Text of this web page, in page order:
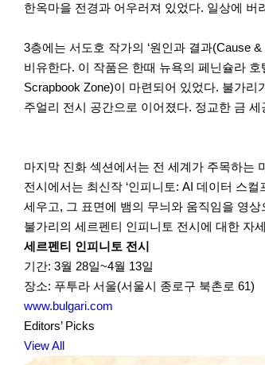
한옥마을 전경과 어우러져 있었다. 일상에
3층에는 서도호 작가의 ‘원인과 결과(Cause
비유한다. 이 작품은 한때 뉴욕의 페닌슐라
Scrapbook Zone)이 마련되어 있었다. 불가
주얼리 전시 공간으로 이어졌다. 정교한 금
마지막 진화 섹션에서는 전 세계가 주목하는
전시에서는 최신작 ‘인피니토: AI 데이터 스
세우고, 그 표면에 뱀의 무늬와 움직임을 영
불가리의 세르펜티 인피니토 전시에 대한 자
세르펜티 인피니토 전시
기간: 3월 28일~4월 13일
장소: 푸투라 서울(서울시 종로구 북촌로 61)
www.bulgari.com
Editors’ Picks
View All